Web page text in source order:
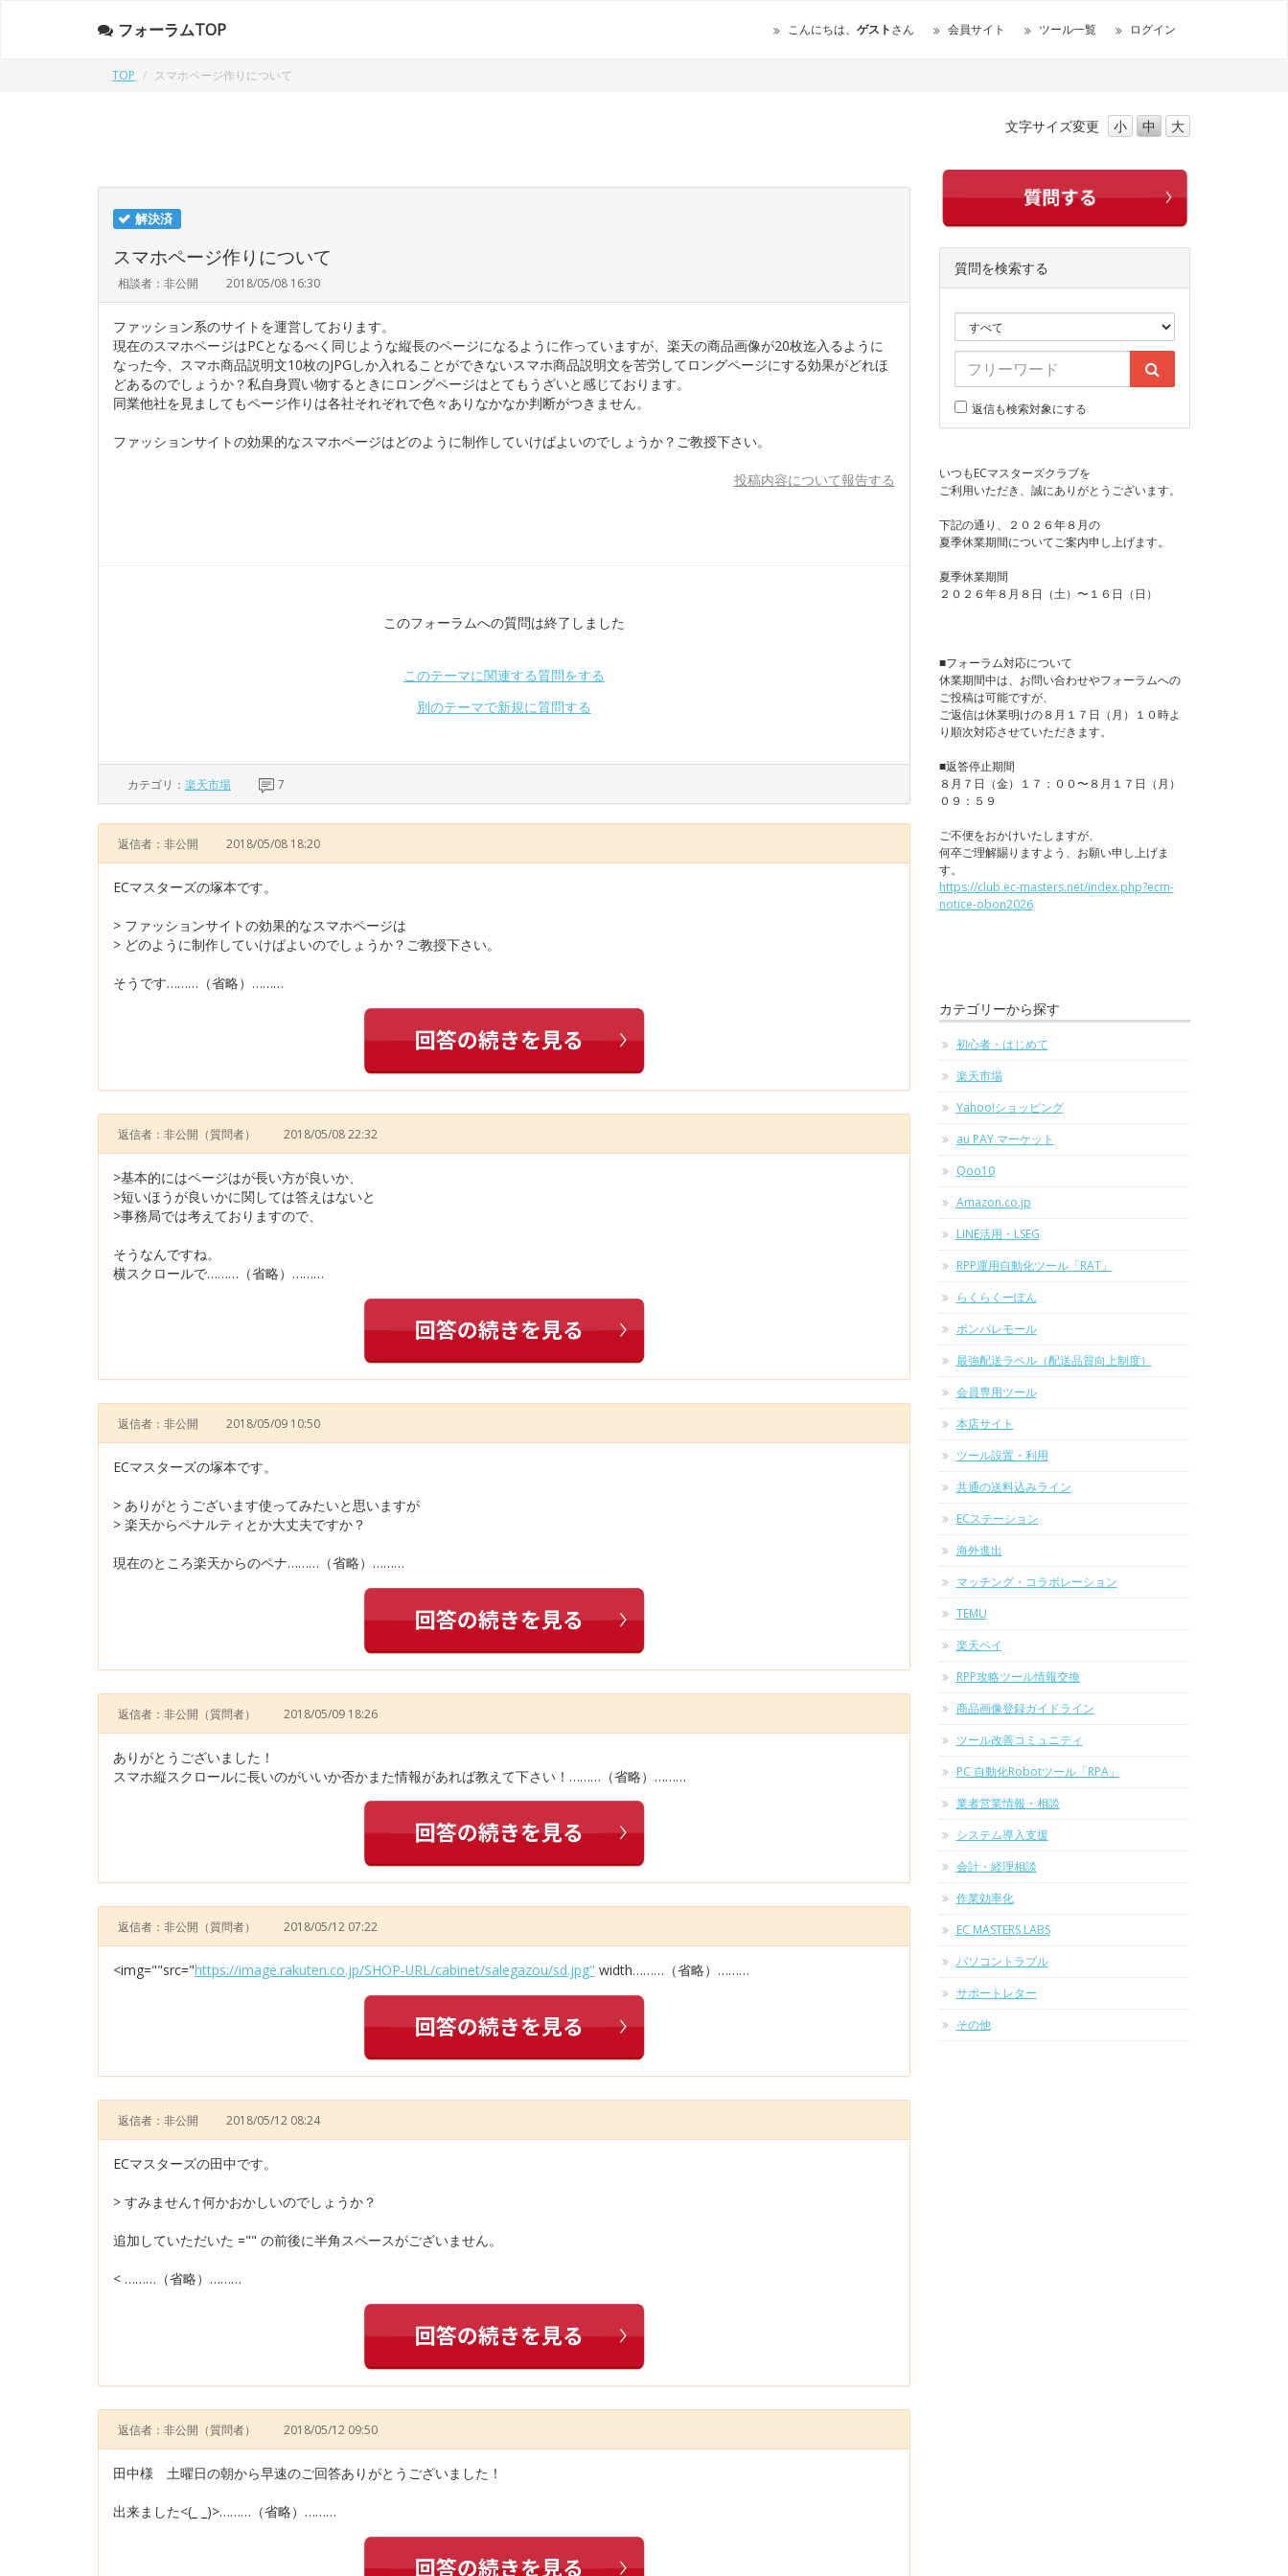
フォーラムTOP こんにちは、 ゲストさん 会員サイト ツール一覧 ログイン
TOP スマホページ作りについて
文字サイズ変更 小 中 大
解決済
スマホページ作りについて
相談者：非公開 2018/05/08 16:30
ファッション系のサイトを運営しております。
現在のスマホページはPCとなるべく同じような縦長のページになるように作っていますが、楽天の商品画像が20枚迄入るように
なった今、スマホ商品説明文10枚のJPGしか入れることができないスマホ商品説明文を苦労してロングページにする効果がどれほ
どあるのでしょうか？私自身買い物するときにロングページはとてもうざいと感じております。
同業他社を見ましてもページ作りは各社それぞれで色々ありなかなか判断がつきません。
ファッションサイトの効果的なスマホページはどのように制作していけばよいのでしょうか？ご教授下さい。
投稿内容について報告する
このフォーラムへの質問は終了しました
このテーマに関連する質問をする
別のテーマで新規に質問する
カテゴリ： 楽天市場 7
返信者：非公開 2018/05/08 18:20
ECマスターズの塚本です。
> ファッションサイトの効果的なスマホページは
> どのように制作していけばよいのでしょうか？ご教授下さい。
そうです………（省略）………
返信者：非公開 （質問者） 2018/05/08 22:32
>基本的にはページはが長い方が良いか、
>短いほうが良いかに関しては答えはないと
>事務局では考えておりますので、
そうなんですね。
横スクロールで………（省略）………
返信者：非公開 2018/05/09 10:50
ECマスターズの塚本です。
> ありがとうございます使ってみたいと思いますが
> 楽天からペナルティとか大丈夫ですか？
現在のところ楽天からのペナ………（省略）………
返信者：非公開 （質問者） 2018/05/09 18:26
ありがとうございました！
スマホ縦スクロールに長いのがいいか否かまた情報があれば教えて下さい！………（省略）………
返信者：非公開 （質問者） 2018/05/12 07:22
<img=""src="https://image.rakuten.co.jp/SHOP-URL/cabinet/salegazou/sd.jpg" width………（省略）………
返信者：非公開 2018/05/12 08:24
ECマスターズの田中です。
> すみません↑何かおかしいのでしょうか？
追加していただいた ="" の前後に半角スペースがございません。
< ………（省略）………
返信者：非公開 （質問者） 2018/05/12 09:50
田中様 土曜日の朝から早速のご回答ありがとうございました！
出来ました<(_ _)>………（省略）………
質問を検索する
返信も検索対象にする
いつもECマスターズクラブを
ご利用いただき、誠にありがとうございます。
下記の通り、２０２６年８月の
夏季休業期間についてご案内申し上げます。
夏季休業期間
２０２６年８月８日（土）〜１６日（日）
■フォーラム対応について
休業期間中は、お問い合わせやフォーラムへの
ご投稿は可能ですが、
ご返信は休業明けの８月１７日（月）１０時よ
り順次対応させていただきます。
■返答停止期間
８月７日（金）１７：００〜８月１７日（月）
０９：５９
ご不便をおかけいたしますが、
何卒ご理解賜りますよう、お願い申し上げま
す。
https://club.ec-masters.net/index.php?ecm-
notice-obon2026
カテゴリーから探す
初心者・はじめて
楽天市場
Yahoo!ショッピング
au PAY マーケット
Qoo10
Amazon.co.jp
LINE活用・LSEG
RPP運用自動化ツール「RAT」
らくらくーぽん
ポンパレモール
最強配送ラベル（配送品質向上制度）
会員専用ツール
本店サイト
ツール設置・利用
共通の送料込みライン
ECステーション
海外進出
マッチング・コラボレーション
TEMU
楽天ペイ
RPP攻略ツール情報交換
商品画像登録ガイドライン
ツール改善コミュニティ
PC 自動化Robotツール「RPA」
業者営業情報・相談
システム導入支援
会計・経理相談
作業効率化
EC MASTERS LABS
パソコントラブル
サポートレター
その他